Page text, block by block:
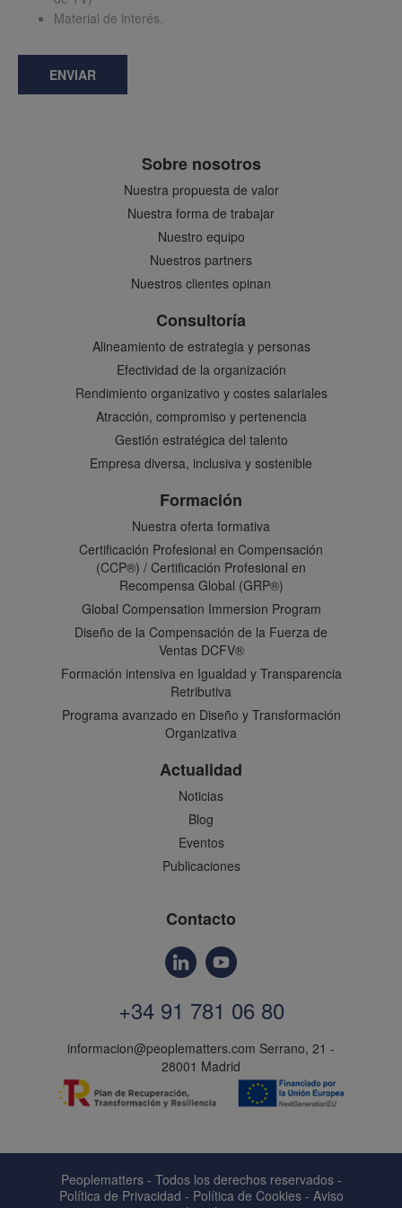
Material de interés.
ENVIAR
Sobre nosotros
Nuestra propuesta de valor
Nuestra forma de trabajar
Nuestro equipo
Nuestros partners
Nuestros clientes opinan
Consultoría
Alineamiento de estrategia y personas
Efectividad de la organización
Rendimiento organizativo y costes salariales
Atracción, compromiso y pertenencia
Gestión estratégica del talento
Empresa diversa, inclusiva y sostenible
Formación
Nuestra oferta formativa
Certificación Profesional en Compensación
(CCP®) / Certificación Profesional en
Recompensa Global (GRP®)
Global Compensation Immersion Program
Diseño de la Compensación de la Fuerza de
Ventas DCFV®
Formación intensiva en Igualdad y Transparencia
Retributiva
Programa avanzado en Diseño y Transformación
Organizativa
Actualidad
Noticias
Blog
Eventos
Publicaciones
Contacto
+34 91 781 06 80
informacion@peoplematters.com Serrano, 21 -
28001 Madrid
Peoplematters - Todos los derechos reservados -
Política de Privacidad - Política de Cookies- Aviso